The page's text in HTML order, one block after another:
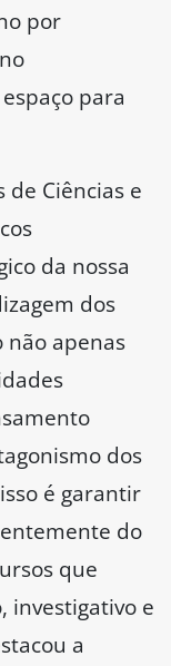
por
para
Ciências e
da nossa
dos
não apenas
dos
é garantir
do
que
investigativo e
a